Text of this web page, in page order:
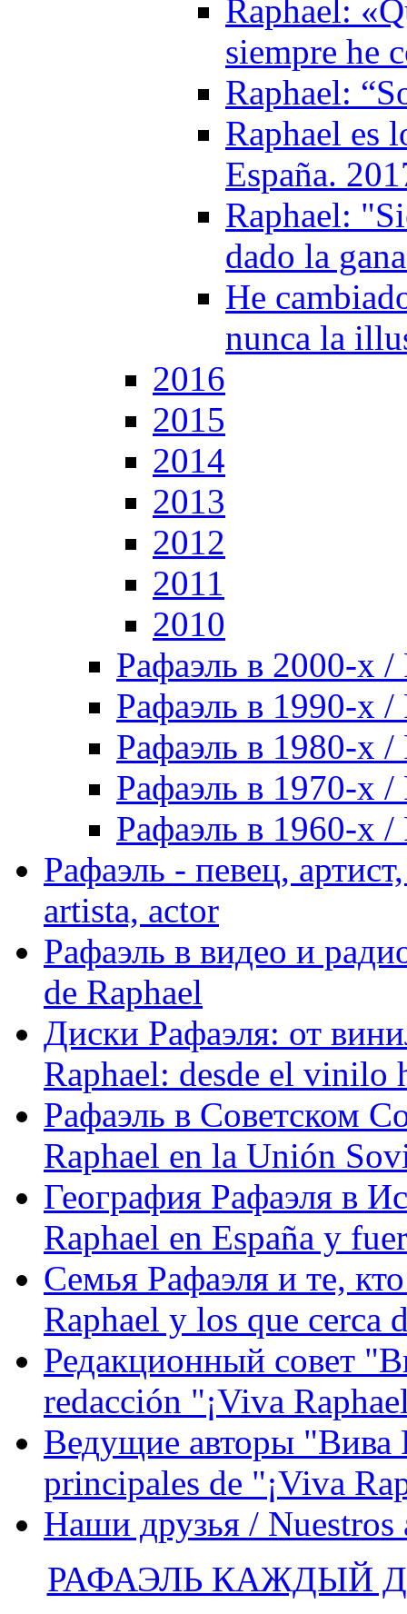
Raphael:
siempre he
Raphael:
Raphael es
España.
Raphael:
dado la
He
nunca la
2016
2015
2014
2013
2012
2011
2010
Рафаэль в 2000-х /
Рафаэль в 1990-х /
Рафаэль в 1980-х /
Рафаэль в 1970-х /
Рафаэль в 1960-х /
Рафаэль - певец,
artista, actor
Рафаэль в видео и
de Raphael
Диски Рафаэля: от
Raphael: desde el vinilo
Рафаэль в Советском
Raphael en la Unión
География Рафаэля в
Raphael en España y
Семья Рафаэля и те,
Raphael y los que cerca
Редакционный совет
redacción "¡Viva
Ведущие авторы "Вива
principales de "¡Viva
Наши друзья / Nuestros
РАФАЭЛЬ КАЖДЫЙ